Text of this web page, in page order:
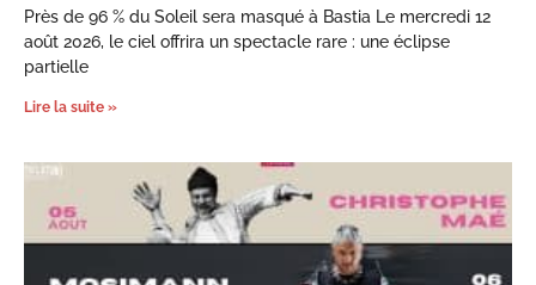
Près de 96 % du Soleil sera masqué à Bastia Le mercredi 12
août 2026, le ciel offrira un spectacle rare : une éclipse
partielle
Lire la suite »